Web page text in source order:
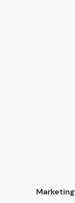
Marketing